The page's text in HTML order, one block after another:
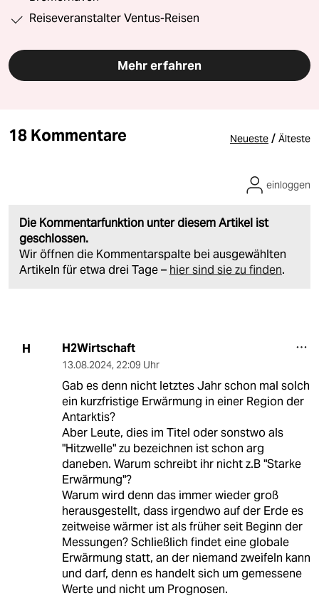
Reiseveranstalter Ventus-Reisen
Mehr erfahren
18 Kommentare Neueste / Älteste
Die Kommentarfunktion unter diesem Artikel ist
geschlossen.
Wir öffnen die Kommentarspalte bei ausgewählten
Artikeln für etwa drei Tage – hier sind sie zu finden.
einloggen
H H2Wirtschaft
13.08.2024, 22:09 Uhr
Gab es denn nicht letztes Jahr schon mal solch
ein kurzfristige Erwärmung in einer Region der
Antarktis?
Aber Leute, dies im Titel oder sonstwo als
"Hitzwelle" zu bezeichnen ist schon arg
daneben. Warum schreibt ihr nicht z.B "Starke
Erwärmung"?
Warum wird denn das immer wieder groß
herausgestellt, dass irgendwo auf der Erde es
zeitweise wärmer ist als früher seit Beginn der
Messungen? Schließlich findet eine globale
Erwärmung statt, an der niemand zweifeln kann
und darf, denn es handelt sich um gemessene
Werte und nicht um Prognosen.